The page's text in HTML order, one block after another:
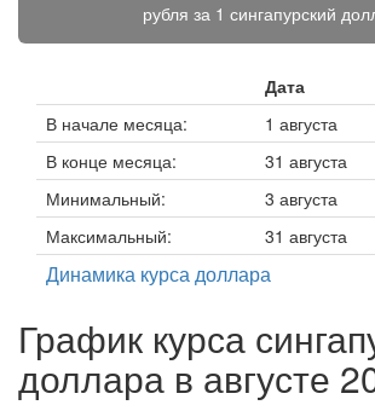
рубля за 1 сингапурский
Дата
В начале месяца:
1 августа
В конце месяца:
31 августа
Минимальный:
3 августа
Максимальный:
31 августа
Динамика курса доллара
График курса
доллара в августе